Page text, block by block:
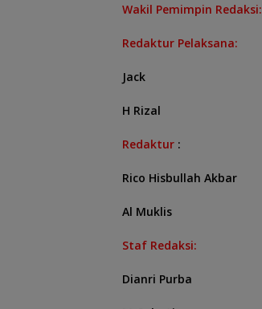
Wakil Pemimpin Redaksi:
Redaktur Pelaksana:
Jack
H Rizal
Redaktur :
Rico Hisbullah Akbar
Al Muklis
Staf Redaksi:
Dianri Purba